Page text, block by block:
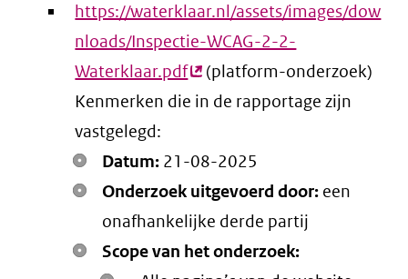
https://waterklaar.nl/assets/images/dow
nloads/Inspectie-WCAG-2-2-
Waterklaar.pdf(externe
link)
(platform-onderzoek)
Kenmerken die in de rapportage zijn
vastgelegd:
Datum: 21-08-2025
Onderzoek uitgevoerd door: een
onafhankelijke derde partij
Scope van het onderzoek: